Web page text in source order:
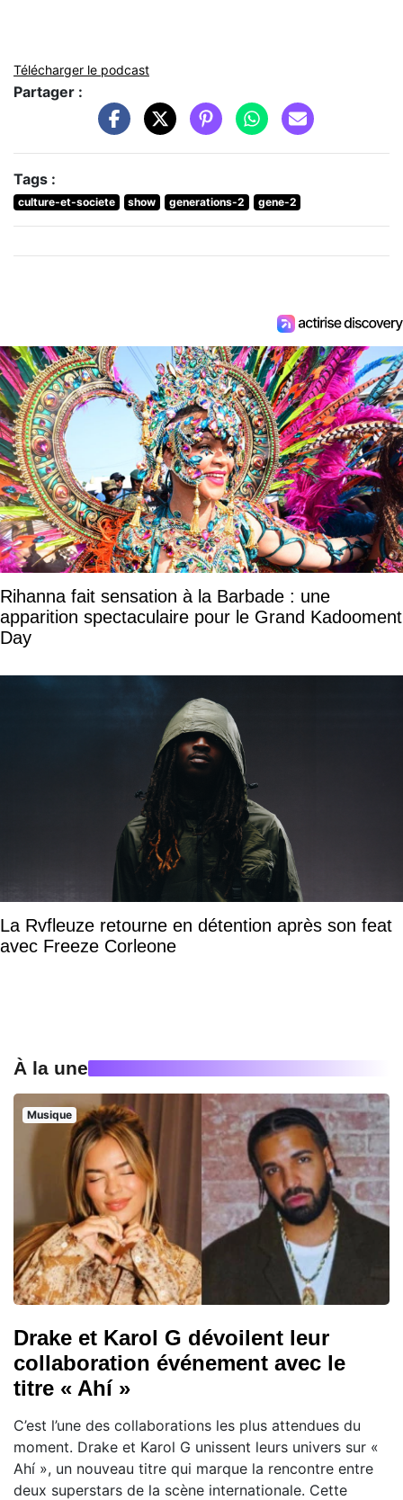
Télécharger le podcast
Partager :
Tags :
culture-et-societe show generations-2 gene-2
Rihanna fait sensation à la Barbade : une
apparition spectaculaire pour le Grand Kadooment
Day
La Rvfleuze retourne en détention après son feat
avec Freeze Corleone
À la une
Musique
Drake et Karol G dévoilent leur
collaboration événement avec le
titre « Ahí »
C’est l’une des collaborations les plus attendues du
moment. Drake et Karol G unissent leurs univers sur «
Ahí », un nouveau titre qui marque la rencontre entre
deux superstars de la scène internationale. Cette